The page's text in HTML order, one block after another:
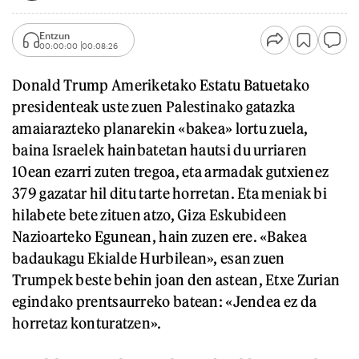
Entzun
00:00:00 00:08:26
Donald Trump Ameriketako Estatu Batuetako
presidenteak uste zuen Palestinako gatazka
amaiarazteko planarekin «bakea» lortu zuela,
baina Israelek hainbatetan hautsi du urriaren
10ean ezarri zuten tregoa, eta armadak gutxienez
379 gazatar hil ditu tarte horretan. Eta meniak bi
hilabete bete zituen atzo, Giza Eskubideen
Nazioarteko Egunean, hain zuzen ere. «Bakea
badaukagu Ekialde Hurbilean», esan zuen
Trumpek beste behin joan den astean, Etxe Zurian
egindako prentsaurreko batean: «Jendea ez da
horretaz konturatzen».